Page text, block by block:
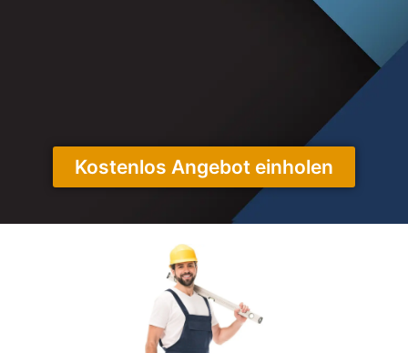
Kostenlos Angebot einholen